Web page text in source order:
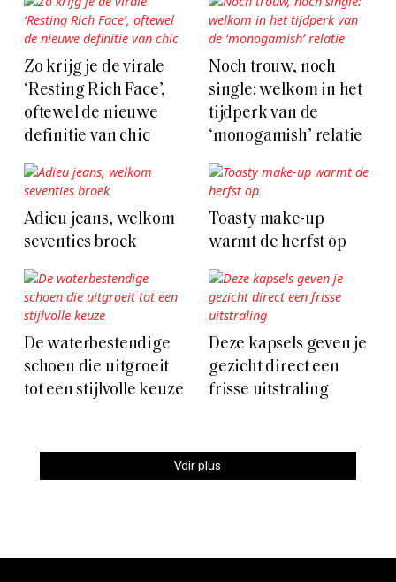
Zo krijg je de virale
‘Resting Rich Face’,
oftewel de nieuwe
definitie van chic
Noch trouw, noch
single: welkom in het
tijdperk van de
‘monogamish’ relatie
Adieu jeans, welkom
seventies broek
Toasty make-up
warmt de herfst op
De waterbestendige
schoen die uitgroeit
tot een stijlvolle keuze
Deze kapsels geven je
gezicht direct een
frisse uitstraling
Voir plus